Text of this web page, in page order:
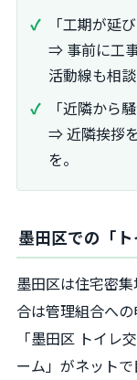
「工期が延
⇒ 事前に工
活動線も相
「近隣から
⇒ 近隣挨拶
を。
墨田区での「
墨田区は住宅密
合は管理組合への
「墨田区 トイレ
ーム」がネットで